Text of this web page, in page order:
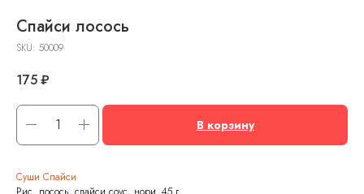
Спайси лосось
SKU: 50009
175₽
В корзину
Суши Спайси